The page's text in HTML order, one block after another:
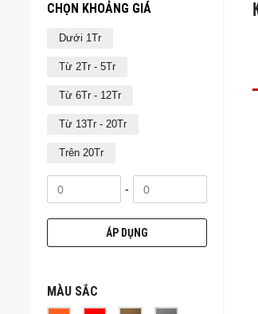
CHỌN KHOẢNG GIÁ
Dưới 1Tr
Từ 2Tr - 5Tr
Từ 6Tr - 12Tr
Từ 13Tr - 20Tr
Trên 20Tr
-
ÁP DỤNG
MÀU SẮC